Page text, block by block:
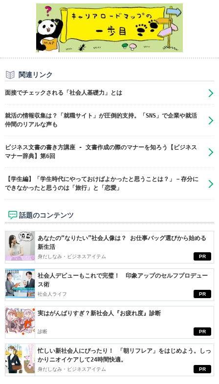
関連リンク
面接でチェックされる「社会人基礎力」とは
就活の情報収集は？「就職サイト」が圧倒的支持。「SNS」で企業や就活
仲間のリアルな声も
ビジネス文書の書き方講座 - 文書作成の際のマナーを知ろう【ビジネス
マナー辞典】第6回
【学生編】「学生時代にやっておけばよかったと思うことは？」－存分に
できなかったと思うのは「旅行」と「恋愛」
話題のコンテンツ
PR
あなたの“なりたい”社会人像は？ お仕事バッグ選びから始める
新生活
身だしなみ・ビジネスアイテム
PR
社会人デビューもこれで完璧！ 印象アップのセルフプロデュー
ス術
社会人ライフ
PR
実はがんばりすぎ？新社会人『お疲れ度』診断
診断
PR
忙しい新社会人にぴったり！ 「朝リフレア」をはじめよう。しっ
かりニオイケアして24時間快適。
身だしなみ・ビジネスアイテム